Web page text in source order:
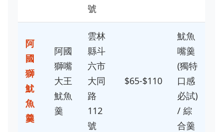
號
阿
國
獅
魷
魚
羹
阿國
獅嘴
大王
魷魚
羹
雲林
縣斗
六市
大同
路
112
號
$65-$110
魷魚
嘴羹
(獨特
口感
必試)
/ 綜
合羹